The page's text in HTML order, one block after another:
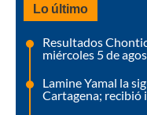
Lo último
Resultados
miércoles 5 de
Lamine Yamal la
Cartagena; recibió